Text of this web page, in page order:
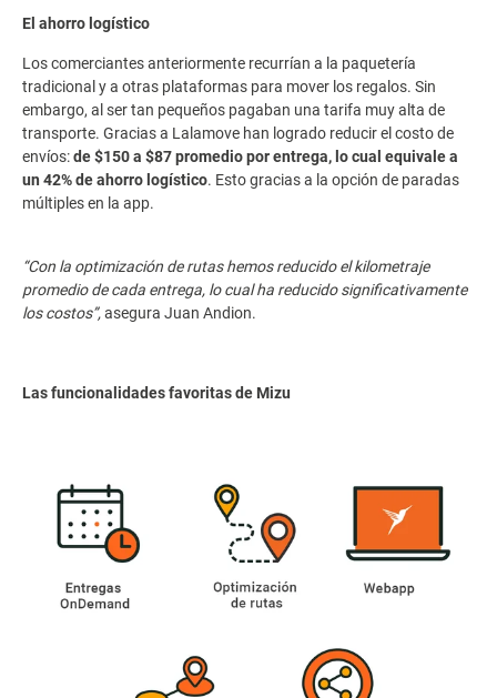
El ahorro logístico
Los comerciantes anteriormente recurrían a la paquetería
tradicional y a otras plataformas para mover los regalos. Sin
embargo, al ser tan pequeños pagaban una tarifa muy alta de
transporte. Gracias a Lalamove han logrado reducir el costo de
envíos:de $150 a $87 promedio por entrega, lo cual equivale a
un 42% de ahorro logístico. Esto gracias a la opción de paradas
múltiples en la app.
“Con la optimización de rutas hemos reducido el kilometraje
promedio de cada entrega, lo cual ha reducido significativamente
los costos”,asegura Juan Andion.
Las funcionalidades favoritas de Mizu